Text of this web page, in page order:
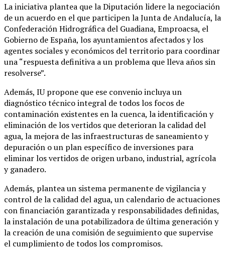
La iniciativa plantea que la Diputación lidere la negociación
de un acuerdo en el que participen la Junta de Andalucía, la
Confederación Hidrográfica del Guadiana, Emproacsa, el
Gobierno de España, los ayuntamientos afectados y los
agentes sociales y económicos del territorio para coordinar
una “respuesta definitiva a un problema que lleva años sin
resolverse”.
Además, IU propone que ese convenio incluya un
diagnóstico técnico integral de todos los focos de
contaminación existentes en la cuenca, la identificación y
eliminación de los vertidos que deterioran la calidad del
agua, la mejora de las infraestructuras de saneamiento y
depuración o un plan específico de inversiones para
eliminar los vertidos de origen urbano, industrial, agrícola
y ganadero.
Además, plantea un sistema permanente de vigilancia y
control de la calidad del agua, un calendario de actuaciones
con financiación garantizada y responsabilidades definidas,
la instalación de una potabilizadora de última generación y
la creación de una comisión de seguimiento que supervise
el cumplimiento de todos los compromisos.